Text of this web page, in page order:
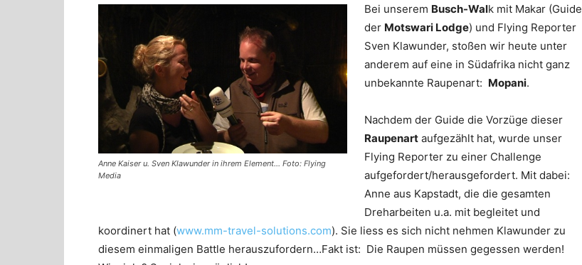
Anne Kaiser u. Sven Klawunder in ihrem Element… Foto: Flying
Media
Bei unserem Busch-Walk mit Makar (Guide
der Motswari Lodge) und Flying Reporter
Sven Klawunder, stoßen wir heute unter
anderem auf eine in Südafrika nicht ganz
unbekannte Raupenart: Mopani.
Nachdem der Guide die Vorzüge dieser
Raupenart aufgezählt hat, wurde unser
Flying Reporter zu einer Challenge
aufgefordert/herausgefordert. Mit dabei:
Anne aus Kapstadt, die die gesamten
Dreharbeiten u.a. mit begleitet und
koordinert hat (www.mm-travel-solutions.com). Sie liess es sich nicht nehmen Klawunder zu
diesem einmaligen Battle herauszufordern…Fakt ist: Die Raupen müssen gegessen werden!